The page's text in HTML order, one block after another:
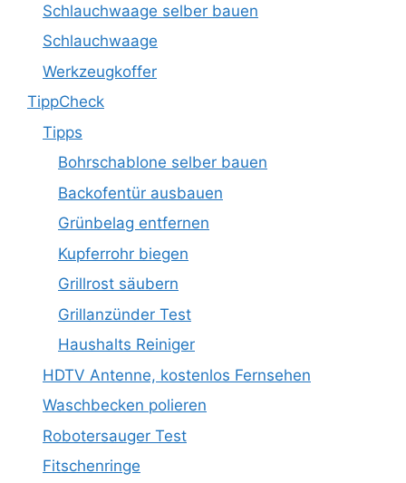
Schlauchwaage selber bauen
Schlauchwaage
Werkzeugkoffer
TippCheck
Tipps
Bohrschablone selber bauen
Backofentür ausbauen
Grünbelag entfernen
Kupferrohr biegen
Grillrost säubern
Grillanzünder Test
Haushalts Reiniger
HDTV Antenne, kostenlos Fernsehen
Waschbecken polieren
Robotersauger Test
Fitschenringe